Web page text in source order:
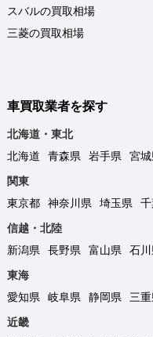
スバルの買取相場
三菱の買取相場
車買取業者を探す
北海道・東北
北海道
青森県 岩手県 宮
関東
東京都
神奈川県 埼玉県
信越・北陸
新潟県
長野県 富山県 石
東海
愛知県
岐阜県 静岡県
三
近畿